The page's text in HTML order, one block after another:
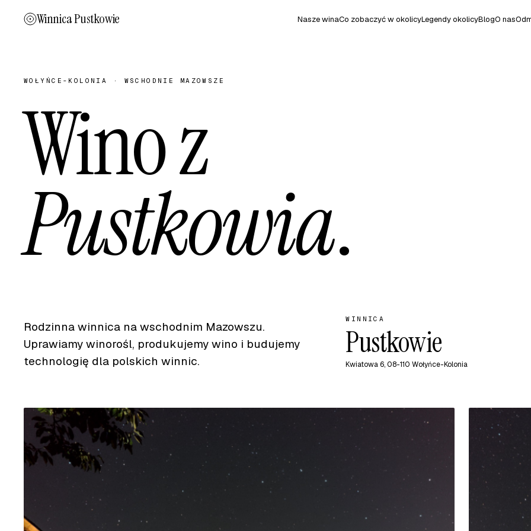
Winnica Pustkowie Nasze winaCo zobaczyć w okolicyLegendy okolicyBlogO nas
WOŁYŃCE-KOLONIA · WSCHODNIE MAZOWSZE
Wino z
Pustkowia.
Rodzinna winnica na wschodnim Mazowszu.
Uprawiamy winorośl, produkujemy wino i budujemy
technologię dla polskich winnic.
WINNICA
Pustkowie
Kwiatowa 6, 08-110 Wołyńce-Kolonia